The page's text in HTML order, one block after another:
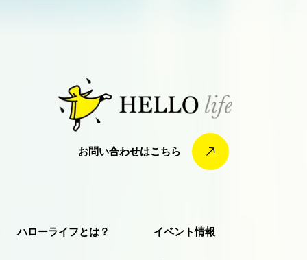
お問い合わせはこ ちら
ハローライフとは？ イベント情報